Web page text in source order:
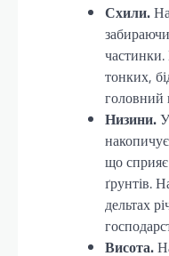
Схили.
тонких,
головний
Низини.
що
ґрунтів.
дельтах
Висота.